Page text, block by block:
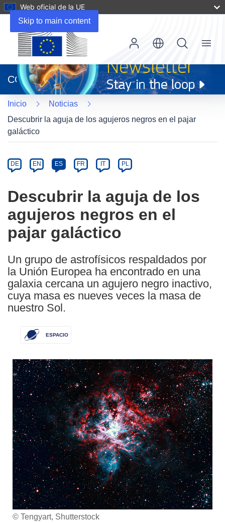
Skip to main content
Web oficial de la UE
abrirá
en
una
nueva
ventana)
CORDIS
Menu
Inicio
Noticias
Descubrir la aguja de los agujeros negros en el pajar
galáctico
Category
Article
available
the
following
languages:
DE EN ES FR IT PL
Descubrir la aguja de los
agujeros negros en el
pajar galáctico
Un grupo de astrofísicos respaldados por
la Unión Europea ha encontrado en una
galaxia cercana un agujero negro inactivo,
cuya masa es nueves veces la masa de
nuestro Sol.
ESPACIO
© Tengyart, Shutterstock